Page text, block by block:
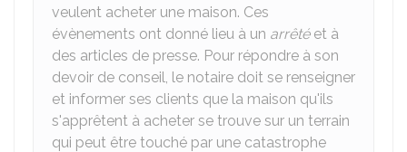
veulent acheter une maison. Ces
évènements ont donné lieu à un arrêtéet à
des articles de presse. Pour répondre à son
devoir de conseil, le notaire doit se renseigner
et informer ses clients que la maison qu'ils
s'apprêtent à acheter se trouve sur un terrain
qui peut être touché par une catastrophe